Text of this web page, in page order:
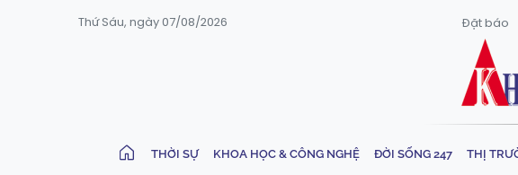
Thứ Sáu, ngày 07/08/2026 Đặt báo
THỜI SỰ KHOA HỌC & CÔNG NGHỆ ĐỜI SỐNG 247 THỊ